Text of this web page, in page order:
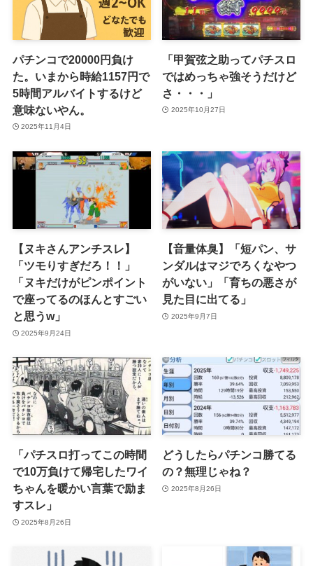
パチンコで20000円負け
た。いまから時給1157円で
5時間アルバイトするけど
意味ないやん。
2025年11月4日
「甲賀弦之助ってパチスロ
ではめっちゃ強そうだけど
さ・・・」
2025年10月27日
【ヌキさんアンチスレ】
「ツモりすぎだろ！！」
「ヌキだけがピンポイント
で座ってるのほんとすごい
と思うw」
2025年9月24日
【音量体臭】「短パン、サ
ンダルはマジでろくなやつ
がいない」「育ちの悪さが
見た目に出てる」
2025年9月7日
「パチスロ打ってこの時間
で10万負けて帰宅したワイ
ちゃんを暖かい言葉で励ま
すスレ」
2025年8月26日
どうしたらパチンコ勝てる
の？無理じゃね？
2025年8月26日